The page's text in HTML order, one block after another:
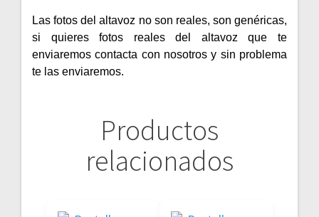
Las fotos del altavoz no son reales, son genéricas,
si quieres fotos reales del altavoz que te
enviaremos contacta con nosotros y sin problema
te las enviaremos.
Productos
relacionados